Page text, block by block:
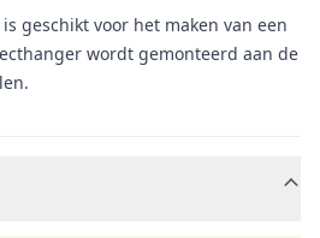
geschikt voor het maken van een
wordt gemonteerd aan de